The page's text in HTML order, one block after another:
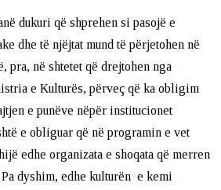
dukuri që shprehen si pasojë e
dhe të njëjtat mund të përjetohen në
pra, në shtetet që drejtohen nga
e Kulturës, përveç që ka obligim
e punëve nëpër institucionet
e obliguar që në programin e vet
edhe organizata e shoqata që merren
dyshim, edhe kulturën e kemi